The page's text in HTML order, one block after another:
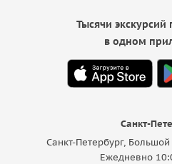
Санкт-
Санкт-Петербург,
Ежедневно
Тысячи
в одном